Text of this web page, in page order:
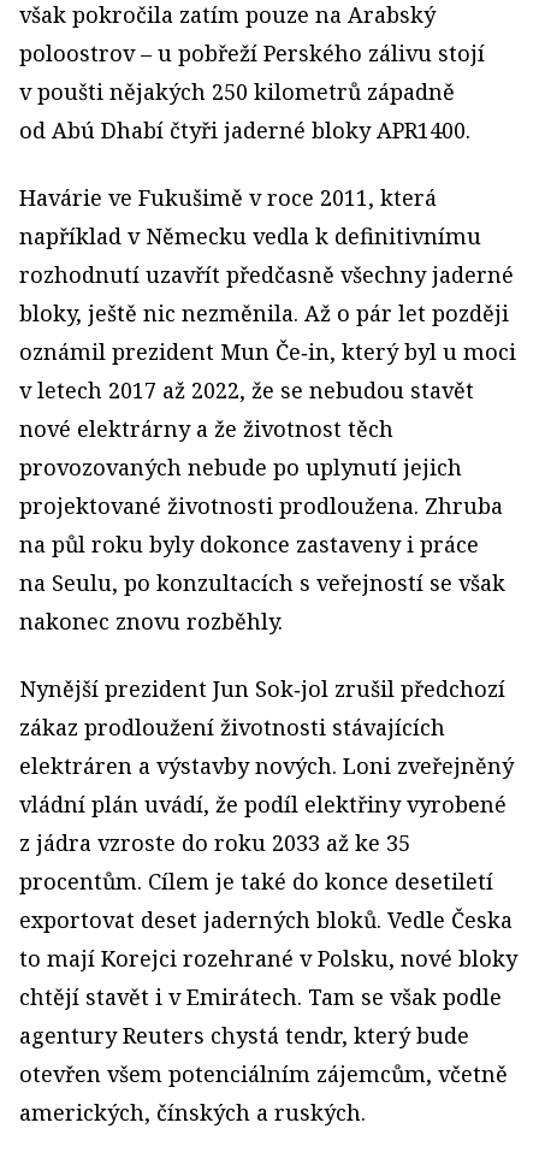
však pokročila zatím pouze na Arabský
poloostrov – u pobřeží Perského zálivu stojí
v poušti nějakých 250 kilometrů západně
od Abú Dhabí čtyři jaderné bloky APR1400.
Havárie ve Fukušimě v roce 2011, která
například v Německu vedla k definitivnímu
rozhodnutí uzavřít předčasně všechny jaderné
bloky, ještě nic nezměnila. Až o pár let později
oznámil prezident Mun Če‑in, který byl u moci
v letech 2017 až 2022, že se nebudou stavět
nové elektrárny a že životnost těch
provozovaných nebude po uplynutí jejich
projektované životnosti prodloužena. Zhruba
na půl roku byly dokonce zastaveny i práce
na Seulu, po konzultacích s veřejností se však
nakonec znovu rozběhly.
Nynější prezident Jun Sok‑jol zrušil předchozí
zákaz prodloužení životnosti stávajících
elektráren a výstavby nových. Loni zveřejněný
vládní plán uvádí, že podíl elektřiny vyrobené
z jádra vzroste do roku 2033 až ke 35
procentům. Cílem je také do konce desetiletí
exportovat deset jaderných bloků. Vedle Česka
to mají Korejci rozehrané v Polsku, nové bloky
chtějí stavět i v Emirátech. Tam se však podle
agentury Reuters chystá tendr, který bude
otevřen všem potenciálním zájemcům, včetně
amerických, čínských a ruských.